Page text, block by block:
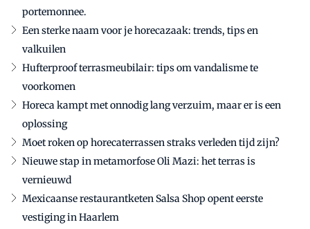
portemonnee.
Een sterke naam voor je horecazaak: trends, tips en
valkuilen
Hufterproof terrasmeubilair: tips om vandalisme te
voorkomen
Horeca kampt met onnodig lang verzuim, maar er is een
oplossing
Moet roken op horecaterrassen straks verleden tijd zijn?
Nieuwe stap in metamorfose Oli Mazi: het terras is
vernieuwd
Mexicaanse restaurantketen Salsa Shop opent eerste
vestiging in Haarlem